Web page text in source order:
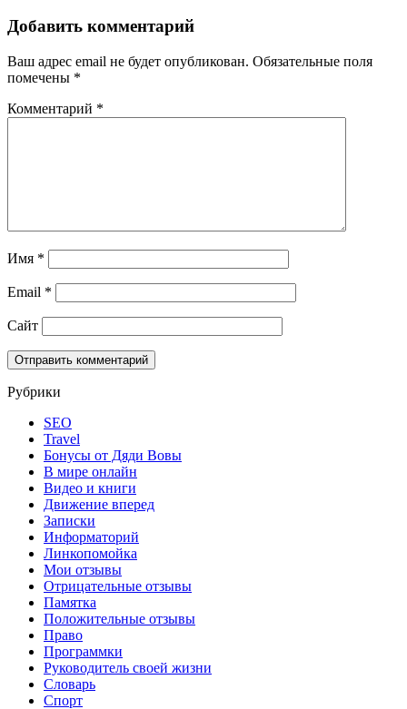
Добавить комментарий
Ваш адрес email не будет опубликован. Обязательные поля
помечены *
Комментарий *
Имя *
Email *
Сайт
Рубрики
SEO
Travel
Бонусы от Дяди Вовы
В мире онлайн
Видео и книги
Движение вперед
Записки
Информаторий
Линкопомойка
Мои отзывы
Отрицательные отзывы
Памятка
Положительные отзывы
Право
Программки
Руководитель своей жизни
Словарь
Спорт